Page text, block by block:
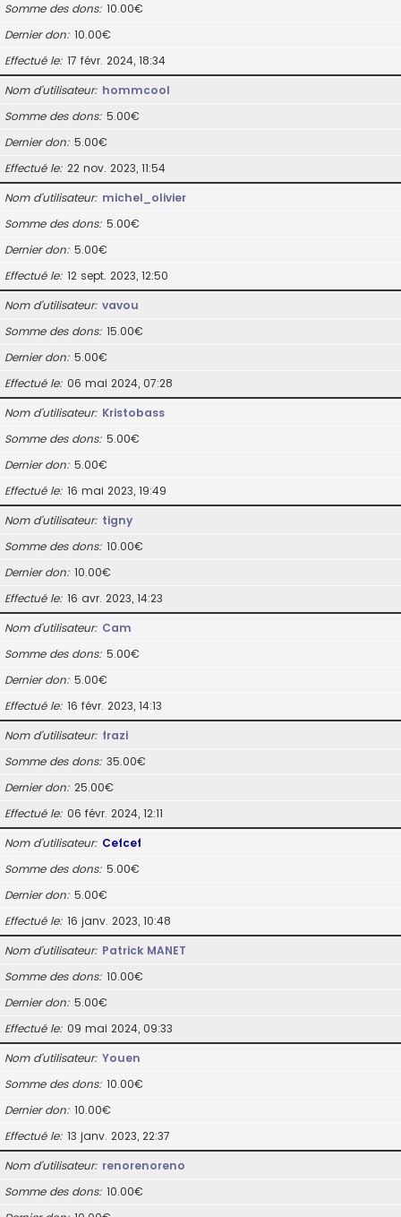
Somme des dons 10.00€
Dernier don 10.00€
Effectué le 17 févr. 2024, 18:34
Nom d’utilisateur hommcool
Somme des dons 5.00€
Dernier don 5.00€
Effectué le 22 nov. 2023, 11:54
Nom d’utilisateur michel_olivier
Somme des dons 5.00€
Dernier don 5.00€
Effectué le 12 sept. 2023, 12:50
Nom d’utilisateur vavou
Somme des dons 15.00€
Dernier don 5.00€
Effectué le 06 mai 2024, 07:28
Nom d’utilisateur Kristobass
Somme des dons 5.00€
Dernier don 5.00€
Effectué le 16 mai 2023, 19:49
Nom d’utilisateur tigny
Somme des dons 10.00€
Dernier don 10.00€
Effectué le 16 avr. 2023, 14:23
Nom d’utilisateur Cam
Somme des dons 5.00€
Dernier don 5.00€
Effectué le 16 févr. 2023, 14:13
Nom d’utilisateur frazi
Somme des dons 35.00€
Dernier don 25.00€
Effectué le 06 févr. 2024, 12:11
Nom d’utilisateur Cefcef
Somme des dons 5.00€
Dernier don 5.00€
Effectué le 16 janv. 2023, 10:48
Nom d’utilisateur Patrick MANET
Somme des dons 10.00€
Dernier don 5.00€
Effectué le 09 mai 2024, 09:33
Nom d’utilisateur Youen
Somme des dons 10.00€
Dernier don 10.00€
Effectué le 13 janv. 2023, 22:37
Nom d’utilisateur renorenoreno
Somme des dons 10.00€